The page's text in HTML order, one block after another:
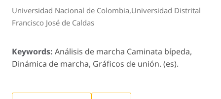
Universidad Nacional de Colombia,Universidad Distrital
Francisco José de Caldas
Keywords: Análisis de marcha Caminata bípeda,
Dinámica de marcha, Gráficos de unión. (es).